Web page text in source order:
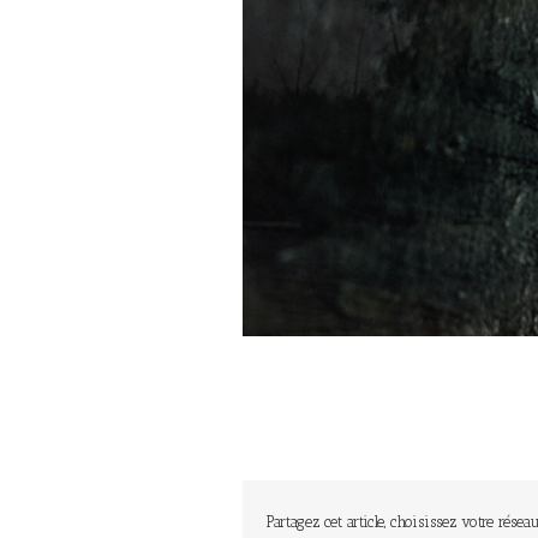
Partagez cet article, choisissez votre